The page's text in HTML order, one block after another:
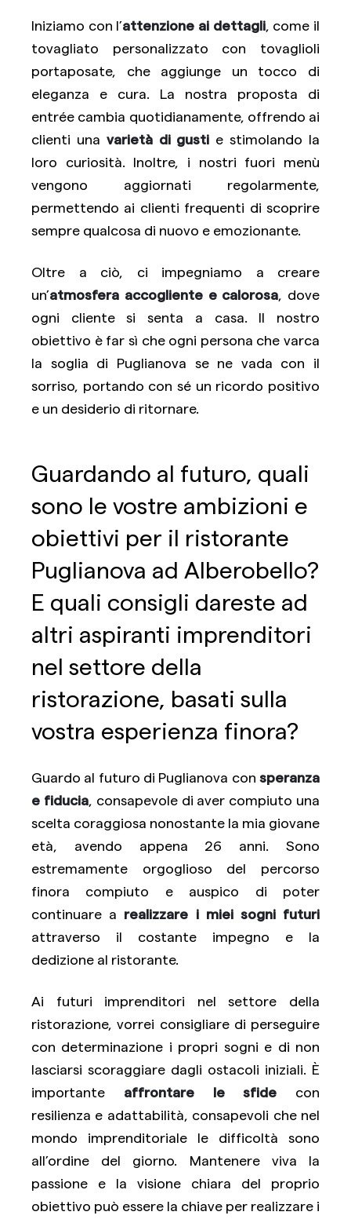
Iniziamo con l’attenzione ai dettagli, come il
tovagliato personalizzato con tovaglioli
portaposate, che aggiunge un tocco di
eleganza e cura. La nostra proposta di
entrée cambia quotidianamente, offrendo ai
clienti una varietà di gusti e stimolando la
loro curiosità. Inoltre, i nostri fuori menù
vengono aggiornati regolarmente,
permettendo ai clienti frequenti di scoprire
sempre qualcosa di nuovo e emozionante.
Oltre a ciò, ci impegniamo a creare
un’atmosfera accogliente e calorosa , dove
ogni cliente si senta a casa. Il nostro
obiettivo è far sì che ogni persona che varca
la soglia di Puglianova se ne vada con il
sorriso, portando con sé un ricordo positivo
e un desiderio di ritornare.
Guardando al futuro, quali
sono le vostre ambizioni e
obiettivi per il ristorante
Puglianova ad Alberobello?
E quali consigli dareste ad
altri aspiranti imprenditori
nel settore della
ristorazione, basati sulla
vostra esperienza finora?
Guardo al futuro di Puglianova con speranza
e fiducia, consapevole di aver compiuto una
scelta coraggiosa nonostante la mia giovane
età, avendo appena 26 anni. Sono
estremamente orgoglioso del percorso
finora compiuto e auspico di poter
continuare a realizzare i miei sogni futuri
attraverso il costante impegno e la
dedizione al ristorante.
Ai futuri imprenditori nel settore della
ristorazione, vorrei consigliare di perseguire
con determinazione i propri sogni e di non
lasciarsi scoraggiare dagli ostacoli iniziali. È
importante affrontare le sfide con
resilienza e adattabilità, consapevoli che nel
mondo imprenditoriale le difficoltà sono
all’ordine del giorno. Mantenere viva la
passione e la visione chiara del proprio
obiettivo può essere la chiave per realizzare i